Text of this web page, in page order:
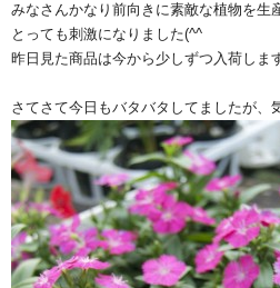
みなさんかなり前向きに素敵な植物を生
とっても刺激になりました(^^ゞ
昨日見た商品は今から少しずつ入荷しま
さてさて今日もバタバタしてましたが、